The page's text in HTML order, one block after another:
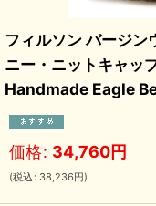
フィルソン バージン
ニー・ニットキャッ
Handmade Eagle
価格: 34,760円
(税込 : 38,236円)